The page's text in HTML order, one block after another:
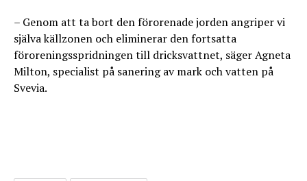
– Genom att ta bort den förorenade jorden angriper vi
själva källzonen och eliminerar den fortsatta
föroreningsspridningen till dricksvattnet, säger Agneta
Milton, specialist på sanering av mark och vatten på
Svevia.